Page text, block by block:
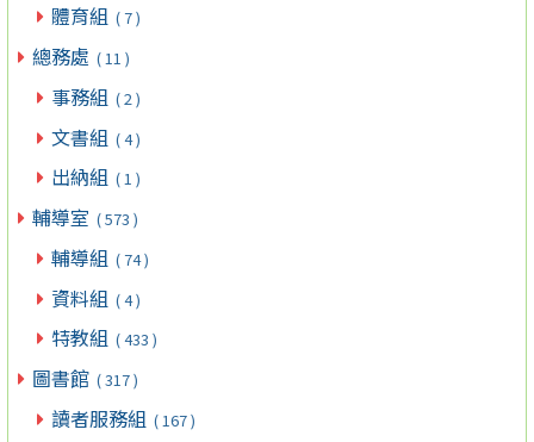
體育組 ( 7 )
總務處 ( 11 )
事務組 ( 2 )
文書組 ( 4 )
出納組 ( 1 )
輔導室 ( 573 )
輔導組 ( 74 )
資料組 ( 4 )
特教組 ( 433 )
圖書館 ( 317 )
讀者服務組 ( 167 )